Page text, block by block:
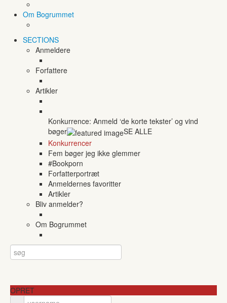
Om Bogrummet
SECTIONS
Anmeldere
Forfattere
Artikler
Konkurrence: Anmeld ‘de korte tekster’ og vind
bøger
SE ALLE
Konkurrencer
Fem bøger jeg ikke glemmer
#Bookporn
Forfatterportræt
Anmeldernes favoritter
Artikler
Bliv anmelder?
Om Bogrummet
OPRET